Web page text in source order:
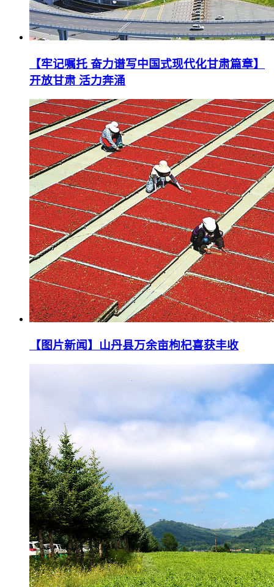
【牢记嘱托 奋力谱写中国式现代化甘肃篇章】
开放甘肃 活力奔涌
【图片新闻】山丹县万余亩枸杞喜获丰收